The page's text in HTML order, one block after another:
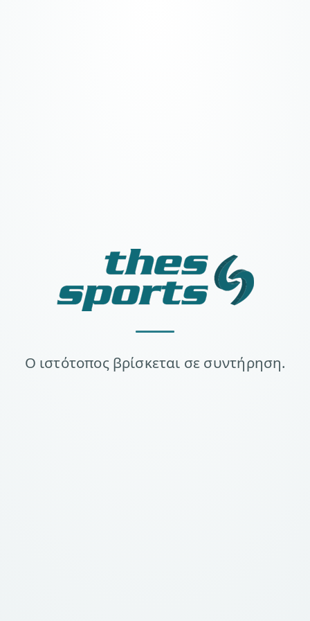
Ο ιστότοπος βρίσκεται σε συντήρηση.